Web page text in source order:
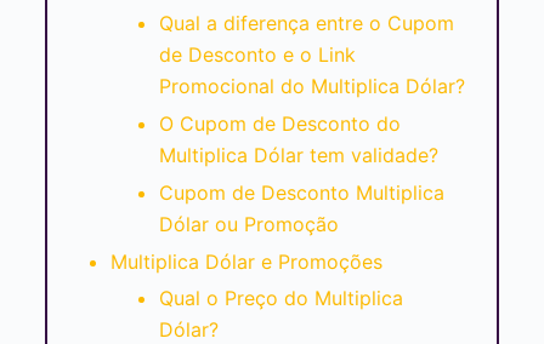
Qual a diferença entre o Cupom
de Desconto e o Link
Promocional do Multiplica Dólar?
O Cupom de Desconto do
Multiplica Dólar tem validade?
Cupom de Desconto Multiplica
Dólar ou Promoção
Multiplica Dólar e Promoções
Qual o Preço do Multiplica
Dólar?